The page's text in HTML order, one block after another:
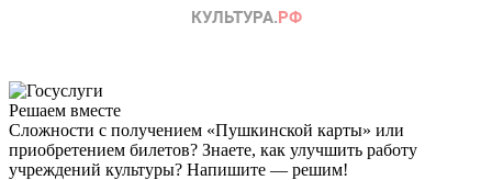
Решаем вместе
Сложности с получением «Пушкинской карты» или
приобретением билетов? Знаете, как улучшить работу
учреждений культуры? Напишите — решим!